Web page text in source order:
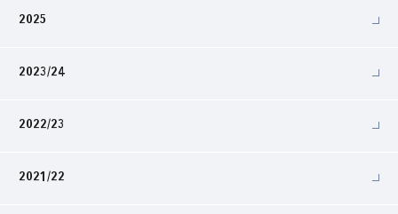
2025
2023/24
2022/23
2021/22